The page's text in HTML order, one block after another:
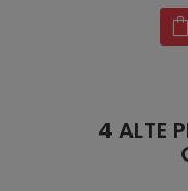
4 ALTE